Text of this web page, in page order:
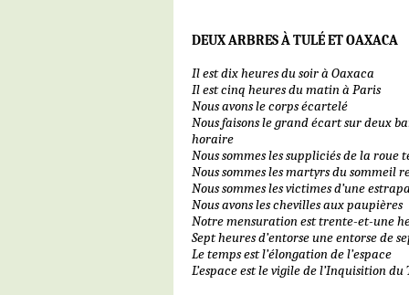
DEUX ARBRES À TULÉ ET OAXACA
Il est dix heures du soir à Oaxaca
Il est cinq heures du matin à Paris
Nous avons le corps écartelé
Nous faisons le grand écart sur deux
horaire
Nous sommes les suppliciés de la roue
Nous sommes les martyrs du sommeil
Nous sommes les victimes d’une
Nous avons les chevilles aux paupières
Notre mensuration est trente-et-une
Sept heures d’entorse une entorse de
Le temps est l’élongation de l’espace
L’espace est le vigile de l’Inquisition du